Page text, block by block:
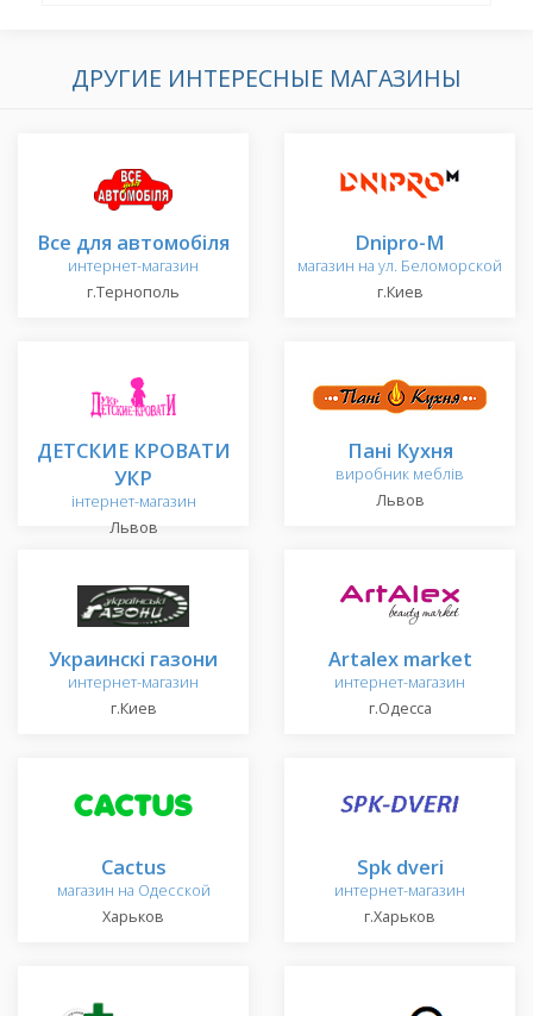
ДРУГИЕ ИНТЕРЕСНЫЕ МАГАЗИНЫ
Все для автомобіля
интернет-магазин
г.Тернополь
Dnipro-M
магазин на ул. Беломорской
г.Киев
ДЕТСКИЕ КРОВАТИ
УКР
інтернет-магазин
Львов
Пані Кухня
виробник меблів
Львов
Украинскі газони
интернет-магазин
г.Киев
Artalex market
интернет-магазин
г.Одесса
Cactus
магазин на Одесской
Харьков
Spk dveri
интернет-магазин
г.Харьков